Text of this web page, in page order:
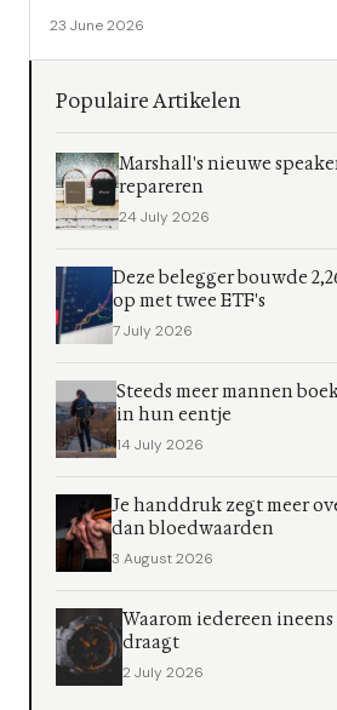
23 June 2026
Populaire Artikelen
Marshall's nieuwe
repareren
24 July 2026
Deze belegger bouwde
op met twee ETF's
7 July 2026
Steeds meer mannen
in hun eentje
14 July 2026
Je handdruk zegt meer
dan bloedwaarden
3 August 2026
Waarom iedereen
draagt
2 July 2026